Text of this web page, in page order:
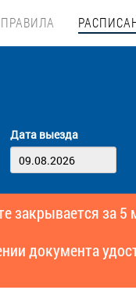
ПРАВИЛА
Дата выезда
закрывается за 5
документа